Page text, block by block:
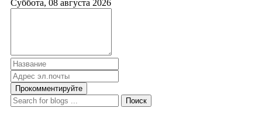
Суббота, 08 августа 2026
Прокомментируйте
Поиск